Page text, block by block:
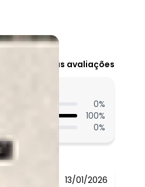
N/D*
N/D*
N/D*
N/D*
R$ 81,99
Ver todas as avaliações
0%
100%
0%
13/01/2026